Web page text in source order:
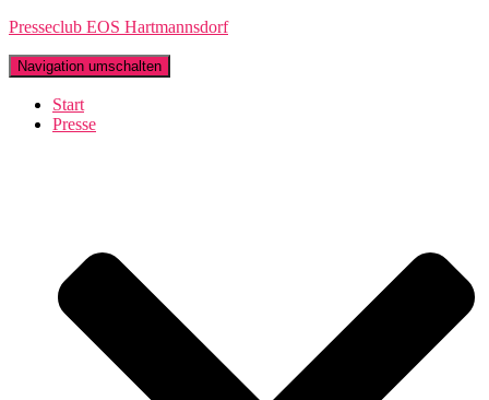
Presseclub EOS Hartmannsdorf
Navigation umschalten
Start
Presse